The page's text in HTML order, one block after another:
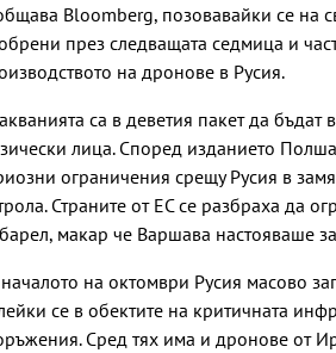
Bloomberg, позовавайки се на
през следващата седмица и
на дронове в Русия.
са в деветия пакет да
лица. Според изданието
ограничения срещу Русия в
Страните от ЕС се разбраха да
макар че Варшава настояваше
на октомври Русия масово
се в обектите на критичната
Сред тях има и дронове от